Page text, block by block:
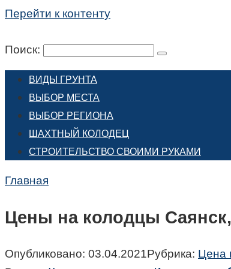
Перейти к контенту
Поиск:
ВИДЫ ГРУНТА
ВЫБОР МЕСТА
ВЫБОР РЕГИОНА
ШАХТНЫЙ КОЛОДЕЦ
СТРОИТЕЛЬСТВО СВОИМИ РУКАМИ
Главная
Цены на колодцы
Опубликовано: 03.04.2021Рубрика: Цена